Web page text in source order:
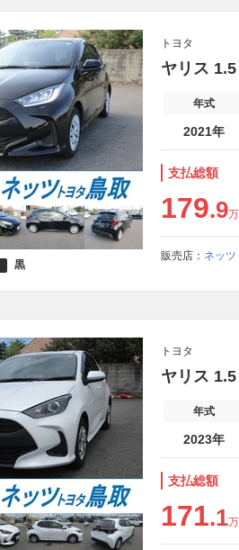
黒
トヨタ
ヤリス
年式
2021年
支払総額
179.9
販売店： ネッ
トヨタ
ヤリス 1.5
年式
2023年
支払総額
171.1